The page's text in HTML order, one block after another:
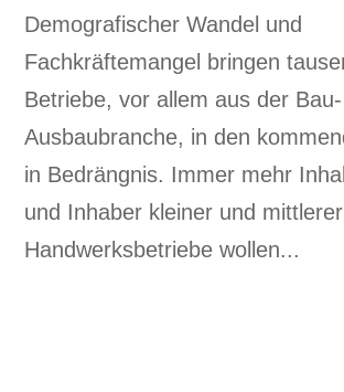
Demografischer Wandel und
Fachkräftemangel bringen
Betriebe, vor allem aus der Bau-
Ausbaubranche, in den
in Bedrängnis. Immer mehr
und Inhaber kleiner und mittlerer
Handwerksbetriebe wollen...